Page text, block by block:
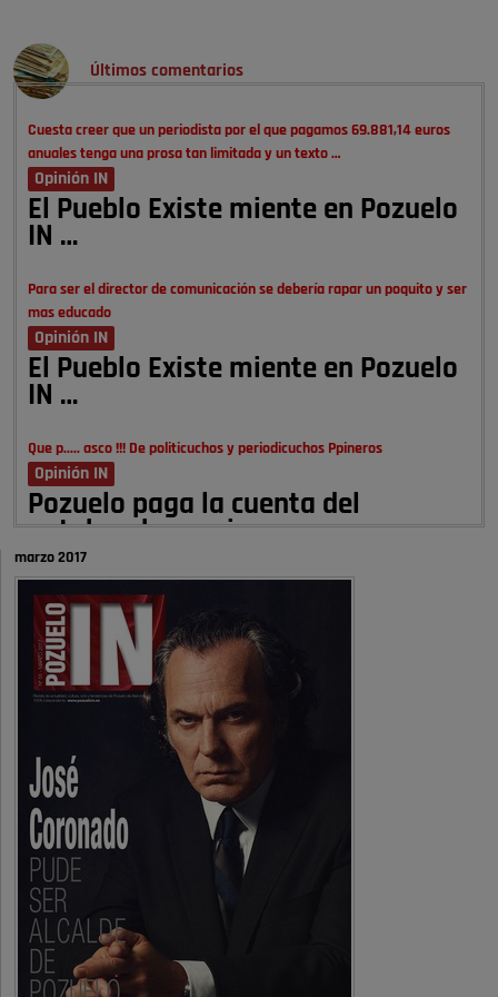
Últimos comentarios
Cuesta creer que un periodista por el que pagamos 69.881,14 euros
anuales tenga una prosa tan limitada y un texto …
Opinión IN
El Pueblo Existe miente en Pozuelo
IN …
Para ser el director de comunicación se debería rapar un poquito y ser
mas educado
Opinión IN
El Pueblo Existe miente en Pozuelo
IN …
Que p..... asco !!! De politicuchos y periodicuchos Ppineros
Opinión IN
Pozuelo paga la cuenta del
autobombo: casi …
Señora Alcaldesa Ud no ha vivido nunca en Pozuelo , pero yo si desde
hace más de 60 años , …
Pozuelo de Alarcón
Quejas por el deterioro de la
limpieza …
A ver si es posible que haya vivienda para familias con hijos y no
solamente jóvenes que no es tan …
Pozuelo de Alarcón
Pozuelo desbloquea
definitivamente Huerta Grande: las
obras …
Donde pueden inscribirse las personas empadronados en Pozuelo para
la vivienda asequible .
Pozuelo de Alarcón
marzo 2017